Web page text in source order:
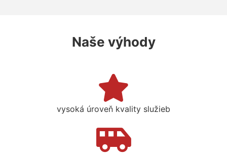
Naše výhody
vysoká úroveň kvality služieb